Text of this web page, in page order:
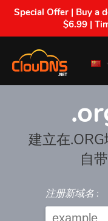
Special Offer | Buy a
$6.99 |
建立在
自
注册新域名 :